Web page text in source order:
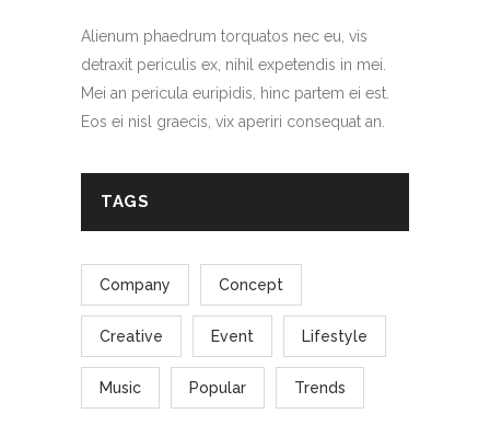
Alienum phaedrum torquatos nec eu, vis
detraxit periculis ex, nihil expetendis in mei.
Mei an pericula euripidis, hinc partem ei est.
Eos ei nisl graecis, vix aperiri consequat an.
TAGS
Company Concept
Creative Event Lifestyle
Music Popular Trends